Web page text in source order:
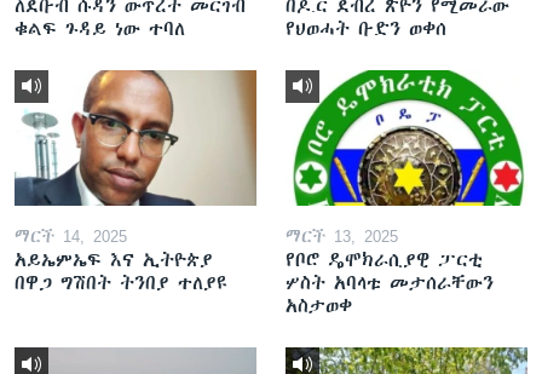
ለደቡብ ሱዳን ውጥረት መርገብ
ቁልፍ ጉዳይ ነው ተባለ
በዶ.ር ደብረ ጽዮን የሚመራው
የህወሓት ቡድን ወቀሰ
ማርች 14, 2025
አይኤምኤፍ እና ኢትዮጵያ
በዋጋ ግሽበት ትንበያ ተለያዩ
ማርች 13, 2025
የቦሮ ዴሞክራሲያዊ ፓርቲ
ሦስት አባላቱ መታሰራቸውን
አስታወቀ